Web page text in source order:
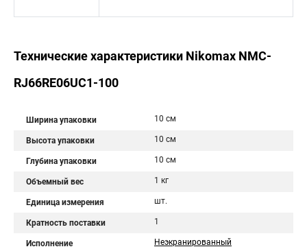
Технические характеристики Nikomax NMC-
RJ66RE06UC1-100
Ширина упаковки 10 см
Высота упаковки 10 см
Глубина упаковки 10 см
Объемный вес 1 кг
Единица измерения шт.
Кратность поставки 1
Исполнение Неэкранированный